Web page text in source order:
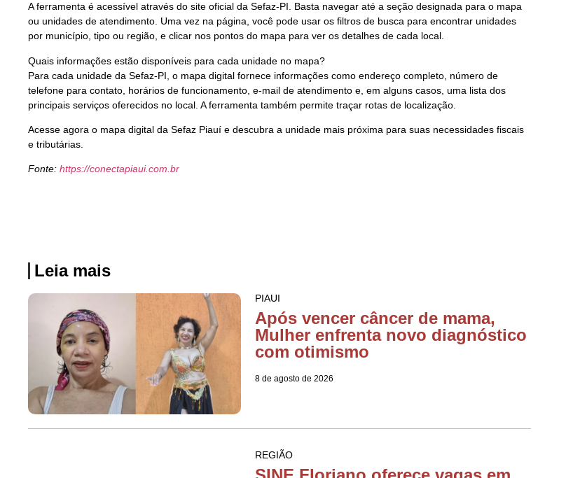
A ferramenta é acessível através do site oficial da Sefaz-PI. Basta navegar até a seção designada para o mapa
ou unidades de atendimento. Uma vez na página, você pode usar os filtros de busca para encontrar unidades
por município, tipo ou região, e clicar nos pontos do mapa para ver os detalhes de cada local.
Quais informações estão disponíveis para cada unidade no mapa?
Para cada unidade da Sefaz-PI, o mapa digital fornece informações como endereço completo, número de
telefone para contato, horários de funcionamento, e-mail de atendimento e, em alguns casos, uma lista dos
principais serviços oferecidos no local. A ferramenta também permite traçar rotas de localização.
Acesse agora o mapa digital da Sefaz Piauí e descubra a unidade mais próxima para suas necessidades fiscais
e tributárias.
Fonte: https://conectapiaui.com.br
Leia mais
PIAUI
Após vencer câncer de mama,
Mulher enfrenta novo diagnóstico
com otimismo
8 de agosto de 2026
REGIÃO